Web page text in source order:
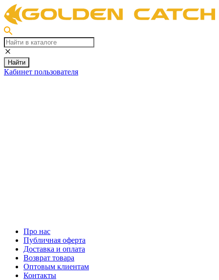
Найти
Кабинет пользователя
Про нас
Публичная оферта
Доставка и оплата
Возврат товара
Оптовым клиентам
Контакты